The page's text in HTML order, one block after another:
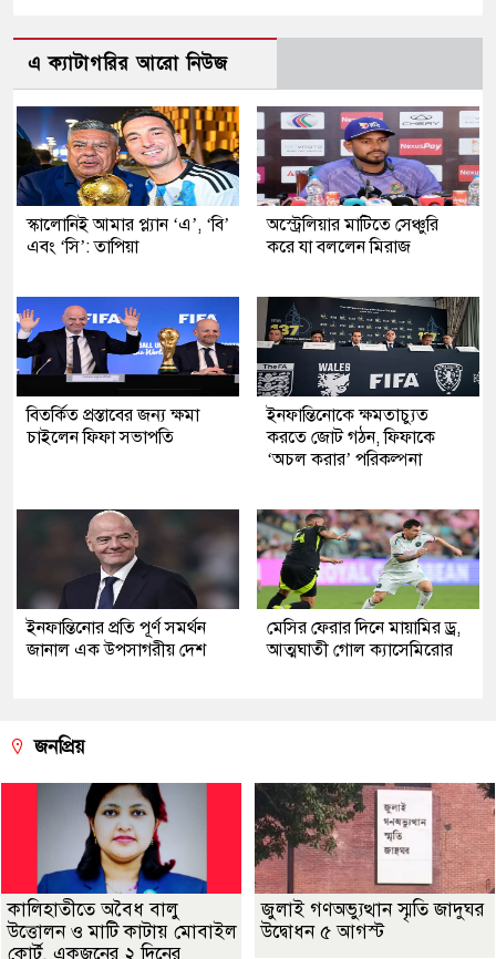
এ ক্যাটাগরির আরো নিউজ
স্কালোনিই আমার প্ল্যান ‘এ’, ‘বি’
এবং ‘সি’: তাপিয়া
অস্ট্রেলিয়ার মাটিতে সেঞ্চুরি
করে যা বললেন মিরাজ
বিতর্কিত প্রস্তাবের জন্য ক্ষমা
চাইলেন ফিফা সভাপতি
ইনফান্তিনোকে ক্ষমতাচ্যুত
করতে জোট গঠন, ফিফাকে
‘অচল করার’ পরিকল্পনা
ইনফান্তিনোর প্রতি পূর্ণ সমর্থন
জানাল এক উপসাগরীয় দেশ
মেসির ফেরার দিনে মায়ামির ড্র,
আত্মঘাতী গোল ক্যাসেমিরোর
জনপ্রিয়
কালিহাতীতে অবৈধ বালু
উত্তোলন ও মাটি কাটায় মোবাইল
কোর্ট, একজনের ২ দিনের
জুলাই গণঅভ্যুত্থান স্মৃতি জাদুঘর
উদ্বোধন ৫ আগস্ট